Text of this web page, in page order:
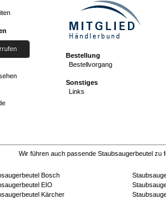
Bestellung
Bestellvorgang
Sonstiges
Links
Wir führen auch passende Staubsaugerbeutel zu
Bosch
EIO
Kärcher